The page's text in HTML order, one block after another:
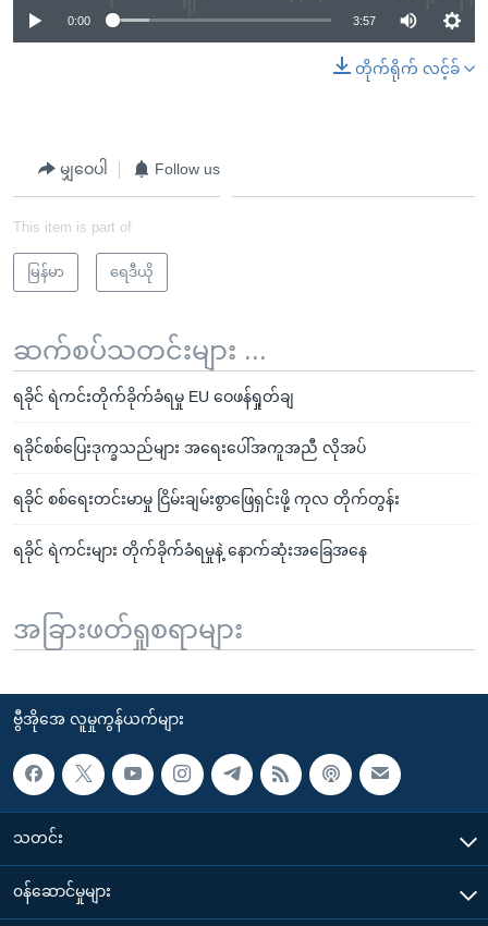
0:00 3:57
တိုက်ရိုက် လင့်ခ်
မျှဝေပါ Follow us
This item is part of
မြန်မာ ရေဒီယို
ဆက်စပ်သတင်းများ ...
ရခိုင် ရဲကင်းတိုက်ခိုက်ခံရမှု EU ဝေဖန်ရှုတ်ချ
ရခိုင်စစ်ပြေးဒုက္ခသည်များ အရေးပေါ်အကူအညီ လိုအပ်
ရခိုင် စစ်ရေးတင်းမာမှု ငြိမ်းချမ်းစွာဖြေရှင်းဖို့ ကုလ တိုက်တွန်း
ရခိုင် ရဲကင်းများ တိုက်ခိုက်ခံရမှုနဲ့ နောက်ဆုံးအခြေအနေ
အခြားဖတ်ရှုစရာများ
ဗွီအိုအေ လူမှုကွန်ယက်များ
သတင်း
၀န်ဆောင်မှုများ